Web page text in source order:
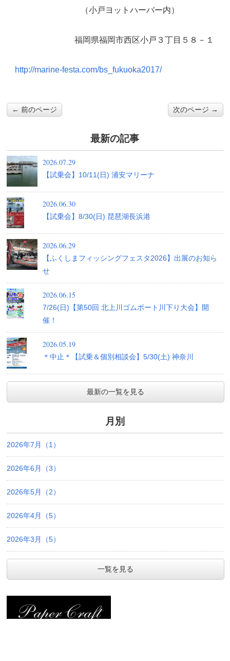
（小戸ヨットハーバー内）
福岡県福岡市西区小戸３丁目５８－１
http://marine-festa.com/bs_fukuoka2017/
← 前のページ 次のページ →
最新の記事
2026.07.29
【試乗会】10/11(日) 浦安マリーナ
2026.06.30
【試乗会】8/30(日) 琵琶湖長浜港
2026.06.29
【ふくしまフィッシングフェスタ2026】出展のお知ら
せ
2026.06.15
7/26(日)【第50回 北上川ゴムボート川下り大会】開
催！
2026.05.19
＊中止＊【試乗＆個別相談会】5/30(土) 神奈川
最新の一覧を見る
月別
2026年7月（1）
2026年6月（3）
2026年5月（2）
2026年4月（5）
2026年3月（5）
一覧を見る